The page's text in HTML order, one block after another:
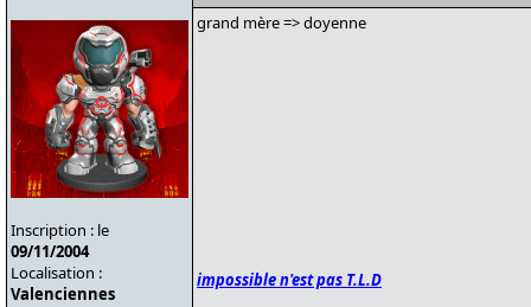
Inscription : le
09/11/2004
Localisation :
Valenciennes
grand mère => doyenne
impossible n'est pas T.L.D